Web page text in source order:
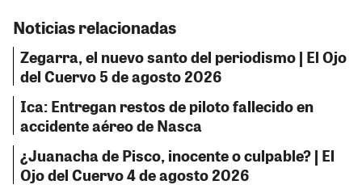
Noticias relacionadas
Zegarra, el nuevo santo del periodismo | El Ojo
del Cuervo 5 de agosto 2026
Ica: Entregan restos de piloto fallecido en
accidente aéreo de Nasca
¿Juanacha de Pisco, inocente o culpable? | El
Ojo del Cuervo 4 de agosto 2026